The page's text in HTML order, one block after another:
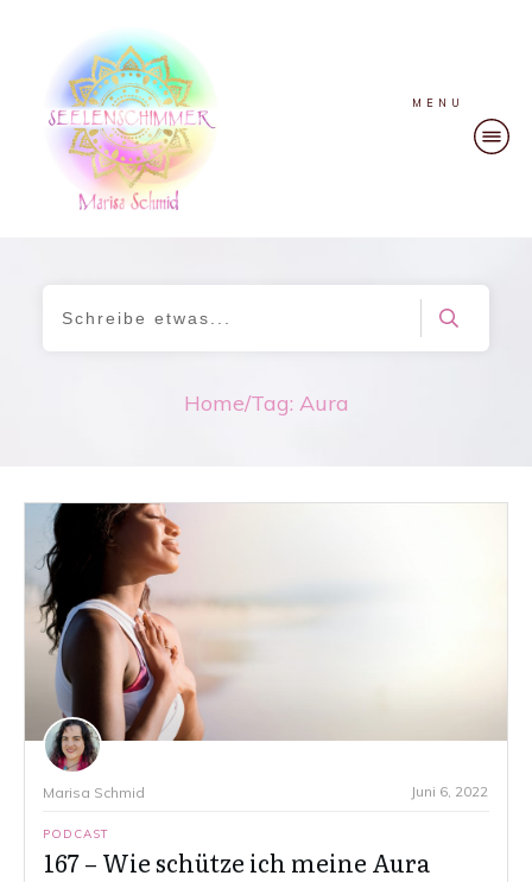
MENU
Home/Tag: Aura
Marisa Schmid Juni 6, 2022
PODCAST
167 – Wie schütze ich meine Aura